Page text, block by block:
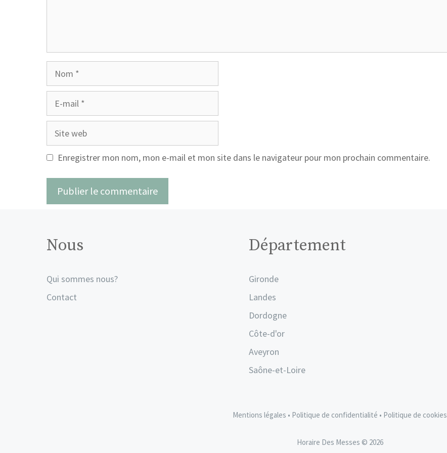
Site
Enregistrer mon nom, mon e-mail et mon site dans le navigateur pour mon prochain commentaire.
Nous
Qui sommes nous?
Contact
Département
Gironde
Landes
Dordogne
Côte-d'or
Aveyron
Saône-et-Loire
Mentions légales • Politique de confidentialité • Politique de cookies
Horaire Des Messes © 2026